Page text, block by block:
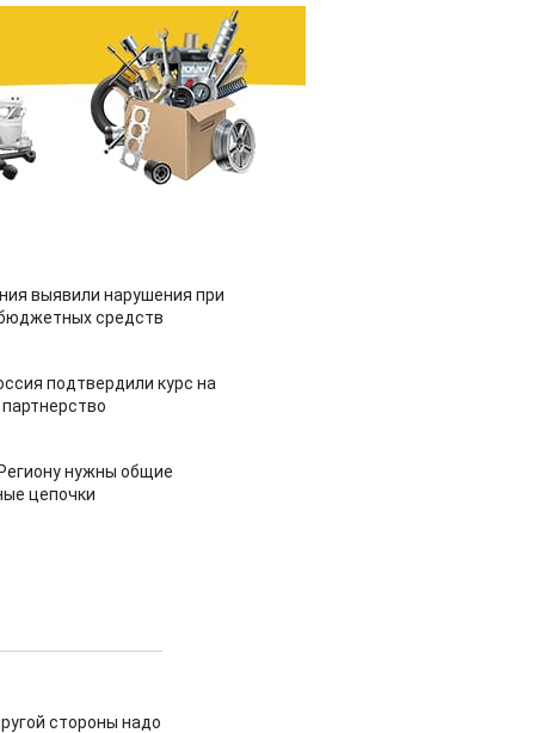
выявили нарушения при
средств
подтвердили курс на
нужны общие
цепочки
стороны надо